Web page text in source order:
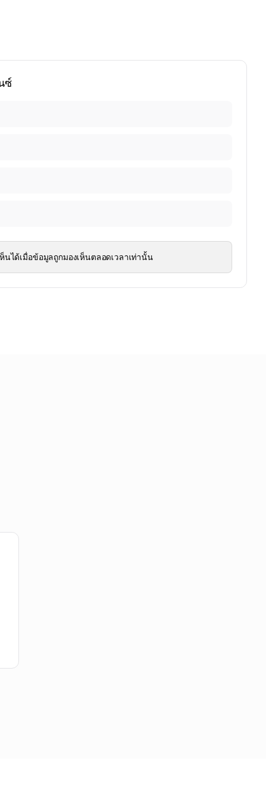
ซ์
นได้เมื่อข้อมูลถูกมองเห็นตลอดเวลาเท่านั้น